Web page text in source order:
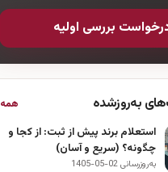
بررسی اولیه
به‌روزشده همه
استعلام برند پیش از ثبت: از کجا و
چگونه؟ (سریع و آسان)
به‌روزرسانی 02-05-1405